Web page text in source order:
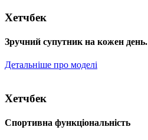
Хетчбек
Зручний супутник на кожен день.
Детальніше про моделі
Хетчбек
Спортивна функціональність